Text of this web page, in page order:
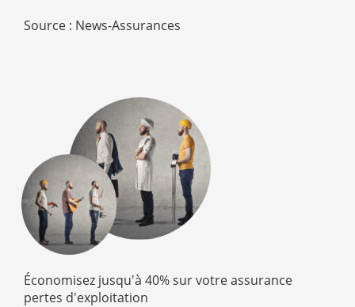
Source : News-Assurances
Économisez jusqu'à 40% sur votre assurance
pertes d'exploitation